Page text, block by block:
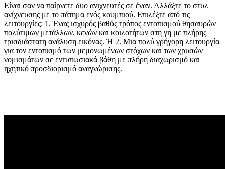
Είναι σαν να παίρνετε δυο ανιχνευτές σε έναν. Αλλάξτε το στυλ
ανίχνευσης με το πάτημα ενός κουμπιού. Επιλέξτε από τις
λειτουργίες: 1. Ένας ισχυρός βαθύς τρόπος εντοπισμού θησαυρών
πολύτιμων μετάλλων, κενών και κοιλοτήτων στη γη με πλήρης
τρισδιάστατη ανάλυση εικόνας. Ή 2. Μια πολύ γρήγορη λειτουργία
για τον εντοπισμό των μεμονωμένων στόχων και των χρυσών
νομισμάτων σε εντυπωσιακά βάθη με πλήρη διαχωρισμό και
ηχητικό προσδιορισμό αναγνώρισης.